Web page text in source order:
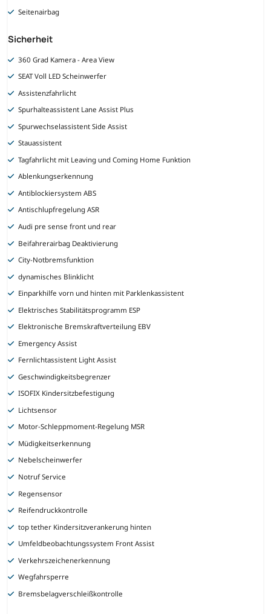
Seitenairbag
Sicherheit
360 Grad Kamera - Area View
SEAT Voll LED Scheinwerfer
Assistenzfahrlicht
Spurhalteassistent Lane Assist Plus
Spurwechselassistent Side Assist
Stauassistent
Tagfahrlicht mit Leaving und Coming Home Funktion
Ablenkungserkennung
Antiblockiersystem ABS
Antischlupfregelung ASR
Audi pre sense front und rear
Beifahrerairbag Deaktivierung
City-Notbremsfunktion
dynamisches Blinklicht
Einparkhilfe vorn und hinten mit Parklenkassistent
Elektrisches Stabilitätsprogramm ESP
Elektronische Bremskraftverteilung EBV
Emergency Assist
Fernlichtassistent Light Assist
Geschwindigkeitsbegrenzer
ISOFIX Kindersitzbefestigung
Lichtsensor
Motor-Schleppmoment-Regelung MSR
Müdigkeitserkennung
Nebelscheinwerfer
Notruf Service
Regensensor
Reifendruckkontrolle
top tether Kindersitzverankerung hinten
Umfeldbeobachtungssystem Front Assist
Verkehrszeichenerkennung
Wegfahrsperre
Bremsbelagverschleißkontrolle